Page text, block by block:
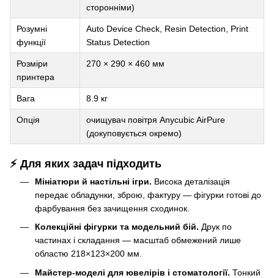
сторонніми)
Розумні
функції
Auto Device Check, Resin Detection, Print
Status Detection
Розміри
принтера
270 × 290 × 460 мм
Вага 8.9 кг
Опція
очищувач повітря Anycubic AirPure
(докуповується окремо)
⚡ Для яких задач підходить
Мініатюри й настільні ігри. Висока деталізація
передає обладунки, зброю, фактуру — фігурки готові до
фарбування без зачищення сходинок.
Колекційні фігурки та модельний бій. Друк по
частинах і складання — масштаб обмежений лише
областю 218×123×200 мм.
Майстер-моделі для ювелірів і стоматології. Тонкий